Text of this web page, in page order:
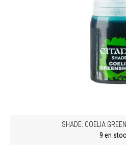
SHADE: COELIA
9 en